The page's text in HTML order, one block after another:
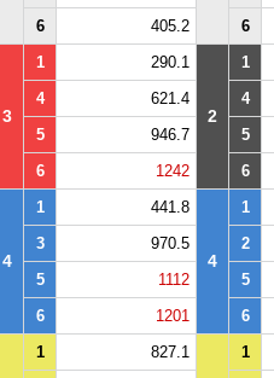
6 405.2 6
3
1 290.1
2
1
4 621.4 4
5 946.7 5
6 1242 6
4
1 441.8
4
1
3 970.5 2
5 1112 5
6 1201 6
1 827.1 1